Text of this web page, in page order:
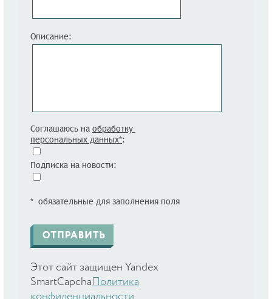
Описание:
Соглашаюсь на обработку
персональных данных*:
Подписка на новости:
* обязательные для заполнения поля
Этот сайт защищен Yandex
SmartCapcha Политика